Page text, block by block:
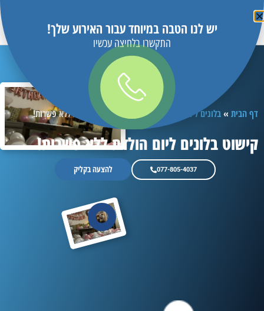
דף הבית»בלונים ליום הולדת »קישוט בלונים ליום הולדת ללא פשרות!
קישוט בלונים ליום הולדת ללא פשרות!
077-805-4037 להצעה בקליק
יש לנו הטבה במיוחד עבור האירוע שלך!
התקשרו בלחיצה עכשיו